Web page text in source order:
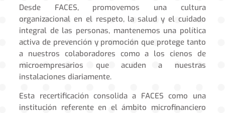
Desde FACES, promovemos una cultura
organizacional en el respeto, la salud y el cuidado
integral de las personas, mantenemos una política
activa de prevención y promoción que protege tanto
a nuestros colaboradores como a los cienos de
microempresarios que acuden a nuestras
instalaciones diariamente.
Esta recertificación consolida a FACES como una
institución referente en el ámbito microfinanciero